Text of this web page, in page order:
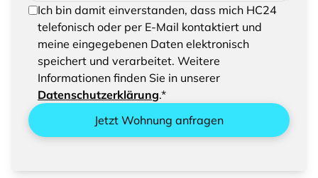
Um Ihre Anfrage senden zu können, bestätigen
Sie bitte das Speichern und Verarbeiten Ihrer
eingegebenen Daten
Ich bin damit einverstanden, dass mich HC24
telefonisch oder per E-Mail kontaktiert und
meine eingegebenen Daten elektronisch
speichert und verarbeitet. Weitere
Informationen finden Sie in unserer
Datenschutzerklärung.*
Jetzt Wohnung anfragen